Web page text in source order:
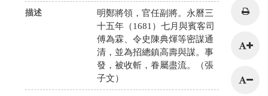
描述
明鄭將領，官任副將。永曆三
十五年（1681）七月與賓客司
傅為霖、令史陳典煇等密謀通
清，並為招總鎮高壽與謀。事
發，被收斬，眷屬盡流。（張
子文）